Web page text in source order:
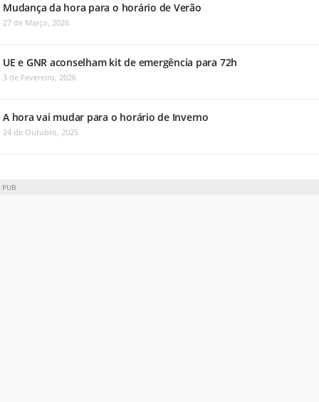
Mudança da hora para o horário de Verão
27 de Março, 2026
UE e GNR aconselham kit de emergência para 72h
3 de Fevereiro, 2026
A hora vai mudar para o horário de Inverno
24 de Outubro, 2025
PUB